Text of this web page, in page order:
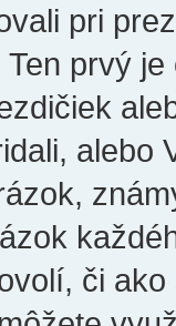
pri
prvý
alebo
či